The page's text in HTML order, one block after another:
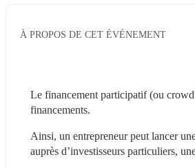
À PROPOS DE CET ÉVÉNEMENT
Le financement participatif (ou
financements.
Ainsi, un entrepreneur peut lancer
auprès d’investisseurs particuliers,